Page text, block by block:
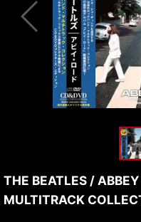
THE BEATLES /
MULTITRACK